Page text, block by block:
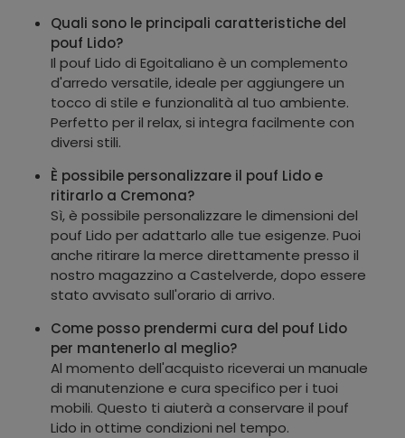
Quali sono le principali caratteristiche del
pouf Lido?
Il pouf Lido di Egoitaliano è un complemento
d'arredo versatile, ideale per aggiungere un
tocco di stile e funzionalità al tuo ambiente.
Perfetto per il relax, si integra facilmente con
diversi stili.
È possibile personalizzare il pouf Lido e
ritirarlo a Cremona?
Sì, è possibile personalizzare le dimensioni del
pouf Lido per adattarlo alle tue esigenze. Puoi
anche ritirare la merce direttamente presso il
nostro magazzino a Castelverde, dopo essere
stato avvisato sull'orario di arrivo.
Come posso prendermi cura del pouf Lido
per mantenerlo al meglio?
Al momento dell'acquisto riceverai un manuale
di manutenzione e cura specifico per i tuoi
mobili. Questo ti aiuterà a conservare il pouf
Lido in ottime condizioni nel tempo.